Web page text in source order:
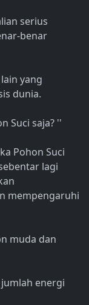
serius
benar
yang
dunia.
Suci saja? ''
Pohon Suci
lagi
mempengaruhi
muda dan
energi